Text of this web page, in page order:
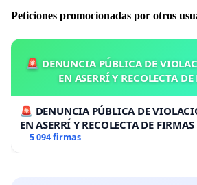
Peticiones promocionadas por otros
🚨 DENUNCIA PÚBLICA DE
EN ASERRÍ Y RECOLECTA
🚨 DENUNCIA PÚBLICA DE
EN ASERRÍ Y RECOLECTA DE
5 094 firmas